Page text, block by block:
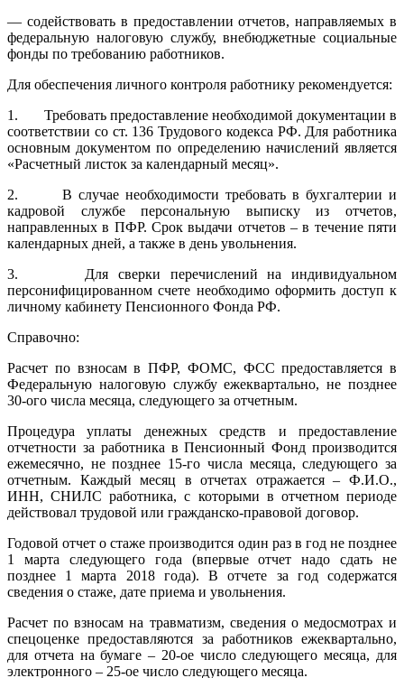
— содействовать в предоставлении отчетов, направляемых в
федеральную налоговую службу, внебюджетные социальные
фонды по требованию работников.
Для обеспечения личного контроля работнику рекомендуется:
1. Требовать предоставление необходимой документации в
соответствии со ст. 136 Трудового кодекса РФ. Для работника
основным документом по определению начислений является
«Расчетный листок за календарный месяц».
2. В случае необходимости требовать в бухгалтерии и
кадровой службе персональную выписку из отчетов,
направленных в ПФР. Срок выдачи отчетов – в течение пяти
календарных дней, а также в день увольнения.
3. Для сверки перечислений на индивидуальном
персонифицированном счете необходимо оформить доступ к
личному кабинету Пенсионного Фонда РФ.
Справочно:
Расчет по взносам в ПФР, ФОМС, ФСС предоставляется в
Федеральную налоговую службу ежеквартально, не позднее
30-ого числа месяца, следующего за отчетным.
Процедура уплаты денежных средств и предоставление
отчетности за работника в Пенсионный Фонд производится
ежемесячно, не позднее 15-го числа месяца, следующего за
отчетным. Каждый месяц в отчетах отражается – Ф.И.О.,
ИНН, СНИЛС работника, с которыми в отчетном периоде
действовал трудовой или гражданско-правовой договор.
Годовой отчет о стаже производится один раз в год не позднее
1 марта следующего года (впервые отчет надо сдать не
позднее 1 марта 2018 года). В отчете за год содержатся
сведения о стаже, дате приема и увольнения.
Расчет по взносам на травматизм, сведения о медосмотрах и
спецоценке предоставляются за работников ежеквартально,
для отчета на бумаге – 20-ое число следующего месяца, для
электронного – 25-ое число следующего месяца.